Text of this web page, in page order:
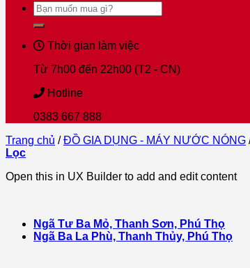
Tìm
kiếm:
Thời gian làm việc
Từ 7h00 đến 22h00 (T2 - CN)
Hotline
0383 667 888
Trang chủ / ĐỒ GIA DỤNG - MÁY NƯỚC NÓNG
Lọc
Open this in UX Builder to add and edit content
Ngã Tư Ba Mỏ, Thanh Sơn, Phú Thọ
Ngã Ba La Phù, Thanh Thủy, Phú Thọ